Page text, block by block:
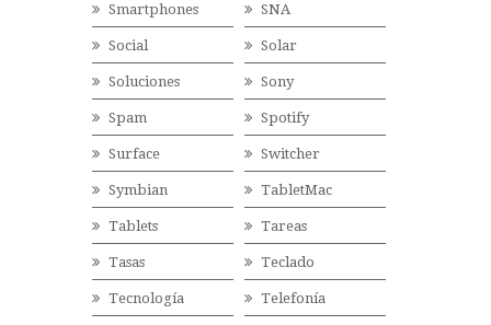
Smartphones SNA
Social Solar
Soluciones Sony
Spam Spotify
Surface Switcher
Symbian TabletMac
Tablets Tareas
Tasas Teclado
Tecnología Telefonía